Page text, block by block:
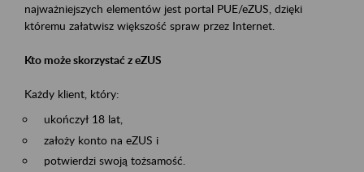
najważniejszych elementów jest portal PUE/eZUS, dzięki
któremu załatwisz większość spraw przez Internet.
Kto może skorzystać z eZUS
Każdy klient, który:
ukończył 18 lat,
założy konto na eZUS i
potwierdzi swoją tożsamość.